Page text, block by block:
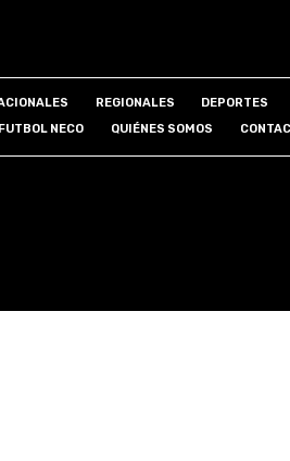
REGIONALES DEPORTES
FUTBOL NECO
QUIÉNES SOMOS